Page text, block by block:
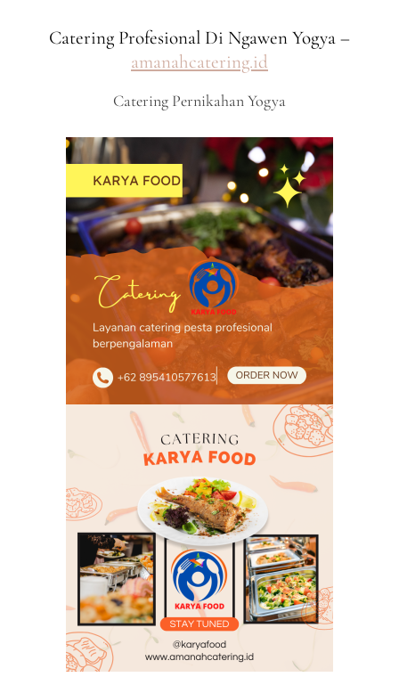
Catering Profesional Di Ngawen Yogya –
amanahcatering.id
Catering Pernikahan Yogya